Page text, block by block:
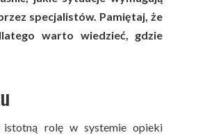
specjalistów. Pamiętaj, że
warto wiedzieć, gdzie
istotną rolę w systemie opieki